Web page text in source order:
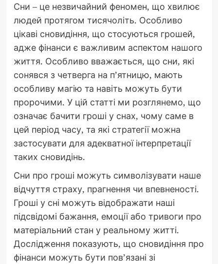
Сни – це незвичайний феномен, що хвилює
людей протягом тисячоліть. Особливо
цікаві сновидіння, що стосуються грошей,
адже фінанси є важливим аспектом нашого
життя. Особливо вважається, що сни, які
сонявся з четверга на п’ятницю, мають
особливу магію та навіть можуть бути
пророчими. У цій статті ми розглянемо, що
означає бачити гроші у снах, чому саме в
цей період часу, та які стратегії можна
застосувати для адекватної інтерпретації
таких сновидінь.
Сни про гроші можуть символізувати наше
відчуття страху, прагнення чи впевненості.
Гроші у сні можуть відображати наші
підсвідомі бажання, емоції або тривоги про
матеріальний стан у реальному житті.
Дослідження показують, що сновидіння про
фінанси можуть бути пов’язані зі